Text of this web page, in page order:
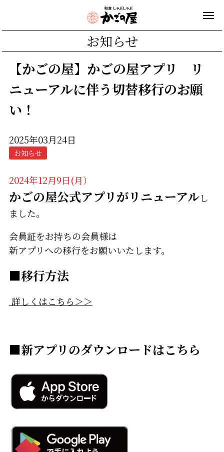
お知らせ
【かごの屋】かごの屋アプリ リ
ニューアルに伴う切替移行のお願
い！
2025年03月24日
お知らせ
2024年12月9日(月）
かごの屋公式アプリがリニューアルし
ました。
会員証をお持ちの会員様は
新アプリへの移行をお願いいたします。
■移行方法
詳しくはこちら＞＞
■新アプリのダウンロードはこちら